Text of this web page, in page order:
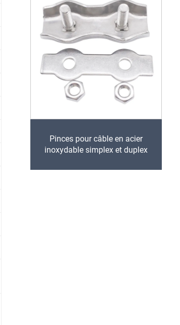
Pinces pour câble en acier
inoxydable simplex et duplex